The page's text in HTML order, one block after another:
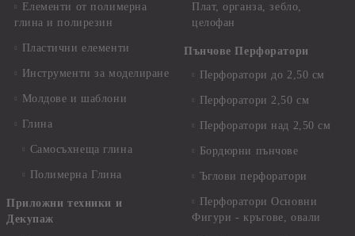
Елементи от полимерна
глина и полирезин
Пластични елементи
Инструменти за моделиране
Молдове и шаблони
Глина
Самосъхнеща глина
Полимерна Глина
Приложни техники и
Декупаж
Плат, органза, зебло,
целофан
Пънчове Перфоратори
Перфоратори до 2,50 см
Перфоратори 2,50 см
Перфоратори над 2,50 см
Бордюрни пънчове
Ъглови перфоратори
Перфоратори Основни
Фигури - кръгове, овали